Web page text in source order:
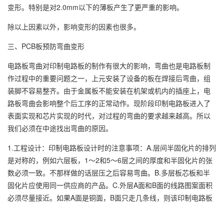
变形。特别是对2.0mm以下的薄板产生了更严重的影响。
除以上因素以外，影响变形的因素也很多。
三、PCB板预防弯曲变形
电路板弯曲对印制电路板的制作有很大的影响，弯曲也是电路板制
作过程中的重要问题之一，上元安装了设备的板在焊接后弯曲，组
装脚不容易整齐。由于金属板不能安装在机架或机内的插座上，电
路板弯曲会影响整个后工序的正常动作。现阶段印制电路板进入了
表面实现和芯片实现的时代，对过程的弯曲的要求越来越高。所以
我们必须在中途找出弯曲的原因。
1.工程设计：印制电路板设计时的注意事项：A.层间半固化片的排列
是对称的，例如六层板，1～2和5～6层之间的厚度和半固化片的张
数必须一致。不那样做的话层压之后容易弯曲。B.多层板芯板和半
固化片应使用同一供应商的产品。C.外层A面和B面的线路图案面积
必须尽量接近。如果A面是铜面，B面只走几条线，则该印制电路板